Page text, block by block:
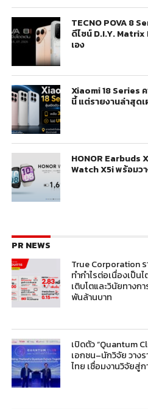
TECNO POVA 8
ดีไซน์ D.I.Y.
เอง
Xiaomi 18 Series
นี้ แต่รายงานล่าสุด
HONOR Earbuds
Watch X5i พร้อมว
PR NEWS
True Corporation
ทำกำไรต่อเนื่องเป็น
เติบโตและวินัยทางก
พันล้านบาท
เปิดตัว “Quantum
เอกชน–นักวิจัย วาง
ไทย เชื่อมงานวิจัยสู่